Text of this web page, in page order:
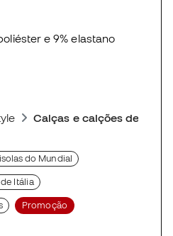
e 9% elastano
Calças e calções
do Mundial
Itália
Promoção